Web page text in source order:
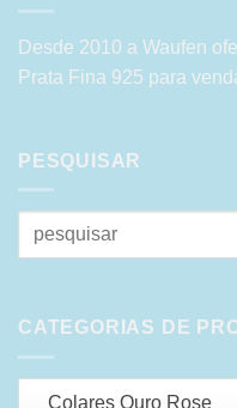
Desde 2010 a Waufen
Prata Fina 925 para
PESQUISAR
Pesquisar
por:
CATEGORIAS DE
Colares Ouro Rose